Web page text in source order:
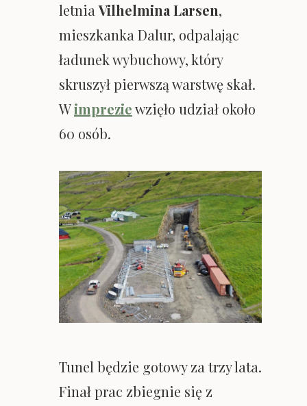
letniaVilhelmina Larsen,
mieszkanka Dalur, odpalając
ładunek wybuchowy, który
skruszył pierwszą warstwę skał.
Wimpreziewzięło udział około
60 osób.
Tunel będzie gotowy za trzy lata.
Finał prac zbiegnie się z